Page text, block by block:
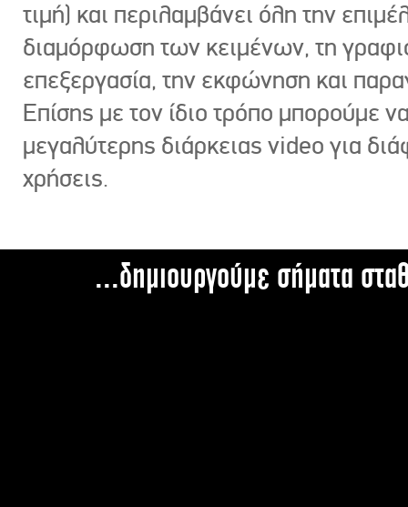
τιμή) και περιλαμβάνει όλη την
διαμόρφωση των κειμένων, τη
επεξεργασία, την εκφώνηση και
Επίσης με τον ίδιο τρόπο μπορούμε
μεγαλύτερης διάρκειας video για
χρήσεις.
...δημιουργούμε σήματα